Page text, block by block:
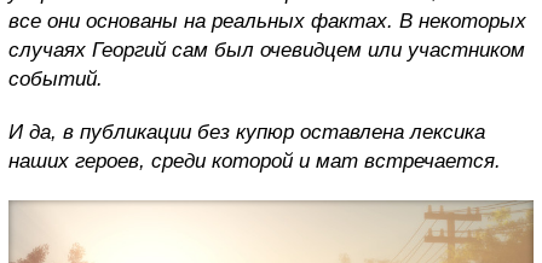
все они основаны на реальных фактах. В некоторых
случаях Георгий сам был очевидцем или участником
событий.
И да, в публикации без купюр оставлена лексика
наших героев, среди которой и мат встречается.